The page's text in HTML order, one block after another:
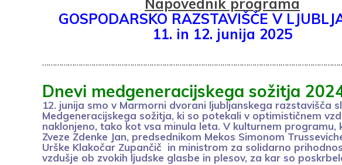
Napovednik programa
GOSPODARSKO RAZSTAVIŠČE V
11. in 12. junija 2025
Dnevi medgeneracijskega sožitja
12. junija smo v Marmorni dvorani ljubljanskega razstavišča
Medgeneracijskega sožitja, ki so potekali v optimističnem
naklonjeno, tako kot vsa minula leta. V kulturnem
Zveze Zdenke Jan, predsednikom Mekos Simonom
Urške Klakočar Zupančič in ministrom za solidarno
vzdušje ob zvokih ljudske glasbe in plesov, za kar so